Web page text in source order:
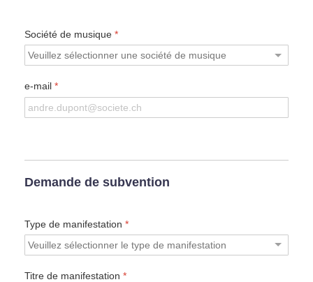
Société de musique *
e-mail *
Demande de subvention
Type de manifestation *
Titre de manifestation *